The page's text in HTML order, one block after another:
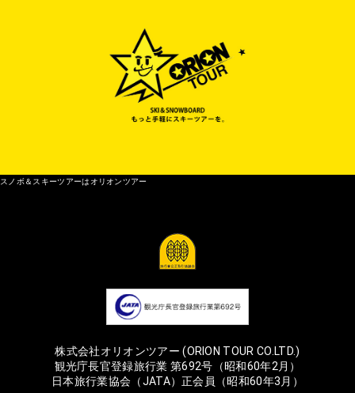
スノボ＆スキーツアーはオリオンツアー
株式会社オリオンツアー (ORION TOUR CO.LTD.)
観光庁長官登録旅行業 第692号（昭和60年2月）
日本旅行業協会（JATA）正会員（昭和60年3月）